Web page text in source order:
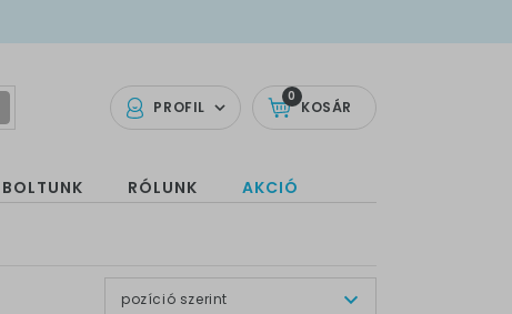
PROFIL KOSÁR
0
BOLTUNK RÓLUNK AKCIÓ
pozíció szerint